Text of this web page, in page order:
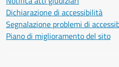
Dichiarazione di accessibilità
Segnalazione problemi di
Piano di miglioramento del sito